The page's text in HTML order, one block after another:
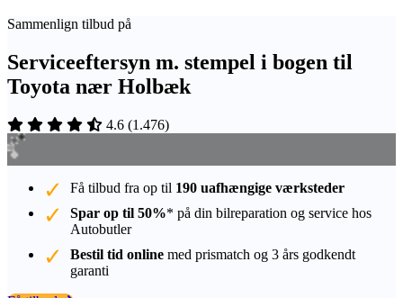
Sammenlign tilbud på
Serviceeftersyn m. stempel i bogen til
Toyota nær Holbæk
4.6 (1.476)
Få tilbud fra op til 190 uafhængige værksteder
Spar op til 50%* på din bilreparation og service hos
Autobutler
Bestil tid online med prismatch og 3 års godkendt
garanti